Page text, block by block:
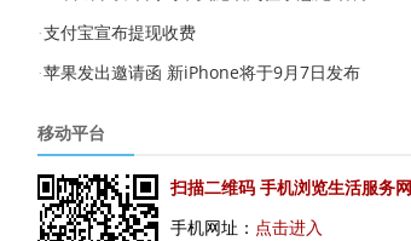
·支付宝宣布提现收费
·苹果发出邀请函 新iPhone将于9月7日发布
移动平台
扫描二维码 手机浏览生活服务网
手机网址： 点击进入